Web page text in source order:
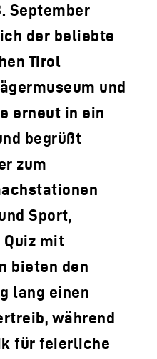
September
der beliebte
Tirol
und
erneut in ein
begrüßt
zum
Sport,
Quiz mit
bieten den
lang einen
während
für feierliche